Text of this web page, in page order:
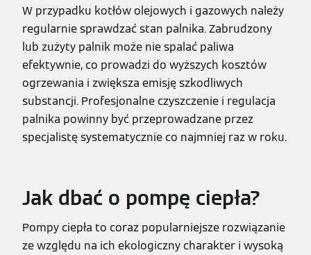
W przypadku kotłów olejowych i gazowych należy
regularnie sprawdzać stan palnika. Zabrudzony
lub zużyty palnik może nie spalać paliwa
efektywnie, co prowadzi do wyższych kosztów
ogrzewania i zwiększa emisję szkodliwych
substancji. Profesjonalne czyszczenie i regulacja
palnika powinny być przeprowadzane przez
specjalistę systematycznie co najmniej raz w roku.
Jak dbać o pompę ciepła?
Pompy ciepła to coraz popularniejsze rozwiązanie
ze względu na ich ekologiczny charakter i wysoką